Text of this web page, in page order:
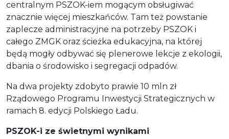
centralnym PSZOK-iem mogącym obsługiwać
znacznie więcej mieszkańców. Tam też powstanie
zaplecze administracyjne na potrzeby PSZOK i
całego ZMGK oraz ścieżka edukacyjna, na której
będą mogły odbywać się plenerowe lekcje z ekologii,
dbania o środowisko i segregacji odpadów.
Na dwa projekty zdobyto prawie 10 mln zł
Rządowego Programu Inwestycji Strategicznych w
ramach 8. edycji Polskiego Ładu.
PSZOK-i ze świetnymi wynikami